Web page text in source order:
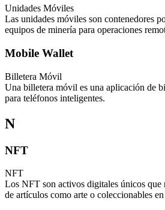
Unidades Móviles
Las unidades móviles son contenedores
equipos de minería para operaciones
Mobile Wallet
Billetera Móvil
Una billetera móvil es una aplicación de
para teléfonos inteligentes.
N
NFT
NFT
Los NFT son activos digitales únicos que
de artículos como arte o coleccionables